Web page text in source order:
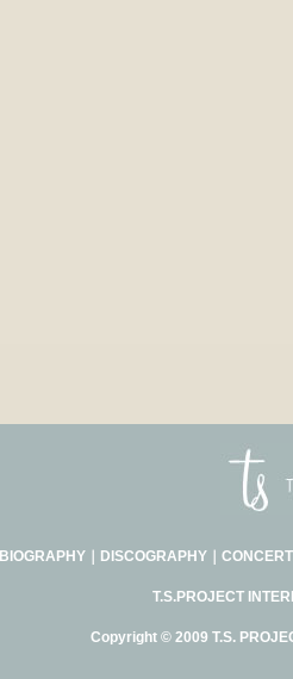
BIOGRAPHY｜ DISCOGRAPHY｜
T.S.PROJECT
Copyright © 2009 T.S.